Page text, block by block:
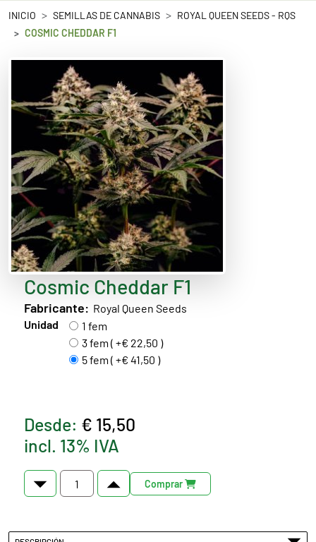
INICIO SEMILLAS DE CANNABIS
ROYAL QUEEN SEEDS - RQS
COSMIC CHEDDAR F1
Cosmic Cheddar F1
Fabricante: Royal Queen Seeds
Unidad
1 fem
3 fem ( +€ 22,50 )
5 fem ( +€ 41,50 )
Desde: € 15,50
incl. 13% IVA
Comprar